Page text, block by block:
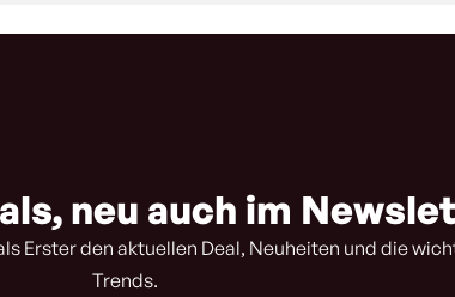
neu auch im
Erster den aktuellen Deal, Neuheiten und die
Trends.